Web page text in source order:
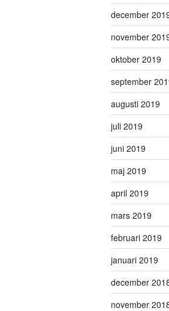
december
november
oktober 2019
september
augusti 2019
juli 2019
juni 2019
maj 2019
april 2019
mars 2019
februari 2019
januari 2019
december
november